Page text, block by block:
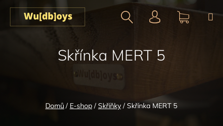
Přejít
obsah
Domů / E-shop / Skříňky / Skřínka MERT 5
Skřínka MERT 5